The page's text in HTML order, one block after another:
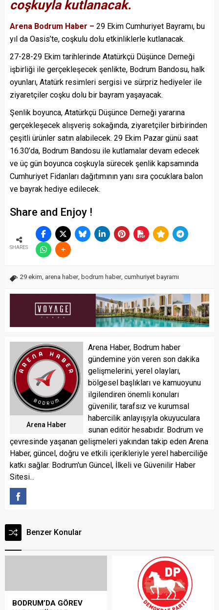
coşkuyla kutlanacak.
Arena Bodrum Haber – 29 Ekim Cumhuriyet Bayramı, bu
yıl da Oasis’te, coşkulu dolu etkinliklerle kutlanacak.
27-28-29 Ekim tarihlerinde Atatürkçü Düşünce Derneği
işbirliği ile gerçekleşecek şenlikte, Bodrum Bandosu, halk
oyunları, Atatürk resimleri sergisi ve sürpriz hediyeler ile
ziyaretçiler coşku dolu bir bayram yaşayacak.
Şenlik boyunca, Atatürkçü Düşünce Derneği yararına
gerçekleşecek alışveriş sokağında, ziyaretçiler birbirinden
çeşitli ürünler satın alabilecek. 29 Ekim Pazar günü saat
16.30’da, Bodrum Bandosu ile kutlamalar devam edecek
ve üç gün boyunca coşkuyla sürecek şenlik kapsamında
Cumhuriyet Fidanları dağıtımının yanı sıra çocuklara balon
ve bayrak hediye edilecek.
Share and Enjoy !
SHARES
29 ekim, arena haber, bodrum haber, cumhuriyet bayramı
Arena Haber
Arena Haber, Bodrum haber
gündemine yön veren son dakika
gelişmelerini, yerel olayları,
bölgesel başlıkları ve kamuoyunu
ilgilendiren önemli konuları
güvenilir, tarafsız ve kurumsal
habercilik anlayışıyla okuyuculara
sunan editör hesabıdır. Bodrum ve
çevresinde yaşanan gelişmeleri yakından takip eden Arena
Haber, güncel, doğru ve etkili içerikleriyle yerel haberciliğe
katkı sağlar. Bodrum'un Güncel, İlkeli ve Güvenilir Haber
Sitesi...
Benzer Konular
BODRUM’DA GÖREV